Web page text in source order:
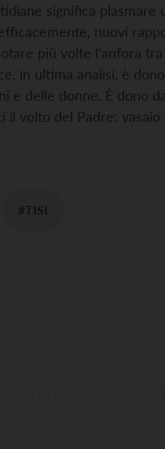
significa plasmare
nuovi
più volte l’anfora
in ultima analisi, è
e delle donne. È dono
il volto del Padre:
#TISI